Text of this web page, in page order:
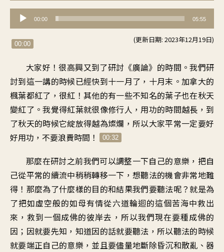
訊
播
00:00 05:55
(更新日期: 2023年12月19日)
00:00
大家好 ！很高興又到了研討《廣論》的時間 。我們研
討到這一講的時候已經快到十一月了，十月末 。加拿大的
楓葉都紅了，很紅 ！其他的有一些不知名的葉子也在秋天
變紅了 。我覺得紅葉就很像修行人 ， 用功的時間越長 ， 到
了秋天的時候它綻放得越為燦爛 ，所以大家平常一定要好
好用功 ， 不要浪費時間 ！ 00:32
那麼在研討之前我們可以調整一下自己的意樂 ， 把自
己從平常的續流中稍稍轉移一下 ，想聽法的機會非常地難
得 ！ 那麼為了什麼樣的目的和結果我們要聽法呢？就是為
了把如虛空般的如母有情從六道輪迴的這個苦海中救出
來 ，救到一個成佛的彼岸去 ， 所以我們現在要種成佛的
因 ； 因就要先知 ， 知道因的話就要聽法 ，所以聽法的時候
就要端正自己的意樂 ， 並且要儘量地斷除昏沉和散亂 、器